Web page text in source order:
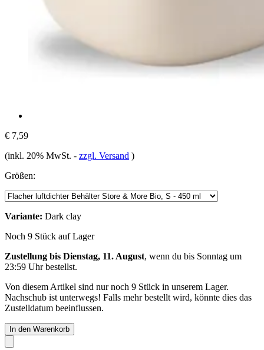
€ 7,59
(inkl. 20% MwSt. - zzgl. Versand )
Größen:
Variante: Dark clay
Noch 9 Stück auf Lager
Zustellung bis Dienstag, 11. August, wenn du bis Sonntag um
23:59 Uhrbestellst.
Von diesem Artikel sind nur noch 9 Stück in unserem Lager.
Nachschub ist unterwegs! Falls mehr bestellt wird, könnte dies das
Zustelldatum beeinflussen.
In den Warenkorb